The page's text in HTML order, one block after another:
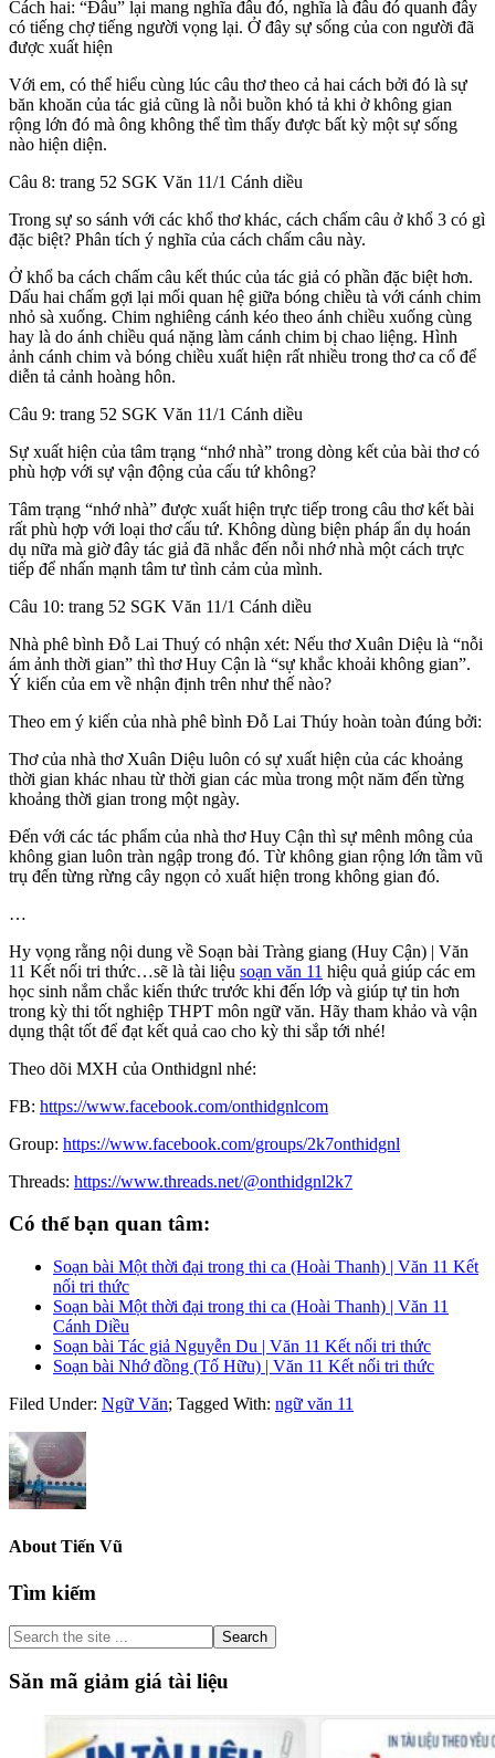
Cách hai: “Đâu” lại mang nghĩa đâu đó, nghĩa là đâu đó quanh đây
có tiếng chợ tiếng người vọng lại. Ở đây sự sống của con người đã
được xuất hiện
Với em, có thể hiểu cùng lúc câu thơ theo cả hai cách bởi đó là sự
băn khoăn của tác giả cũng là nỗi buồn khó tả khi ở không gian
rộng lớn đó mà ông không thể tìm thấy được bất kỳ một sự sống
nào hiện diện.
Câu 8: trang 52 SGK Văn 11/1 Cánh diều
Trong sự so sánh với các khổ thơ khác, cách chấm câu ở khổ 3 có gì
đặc biệt? Phân tích ý nghĩa của cách chấm câu này.
Ở khổ ba cách chấm câu kết thúc của tác giả có phần đặc biệt hơn.
Dấu hai chấm gợi lại mối quan hệ giữa bóng chiều tà với cánh chim
nhỏ sà xuống. Chim nghiêng cánh kéo theo ánh chiều xuống cùng
hay là do ánh chiều quá nặng làm cánh chim bị chao liệng. Hình
ảnh cánh chim và bóng chiều xuất hiện rất nhiều trong thơ ca cổ để
diễn tả cảnh hoàng hôn.
Câu 9: trang 52 SGK Văn 11/1 Cánh diều
Sự xuất hiện của tâm trạng “nhớ nhà” trong dòng kết của bài thơ có
phù hợp với sự vận động của cấu tứ không?
Tâm trạng “nhớ nhà” được xuất hiện trực tiếp trong câu thơ kết bài
rất phù hợp với loại thơ cấu tứ. Không dùng biện pháp ẩn dụ hoán
dụ nữa mà giờ đây tác giả đã nhắc đến nỗi nhớ nhà một cách trực
tiếp để nhấn mạnh tâm tư tình cảm của mình.
Câu 10: trang 52 SGK Văn 11/1 Cánh diều
Nhà phê bình Đỗ Lai Thuý có nhận xét: Nếu thơ Xuân Diệu là “nỗi
ám ảnh thời gian” thì thơ Huy Cận là “sự khắc khoải không gian”.
Ý kiến của em về nhận định trên như thế nào?
Theo em ý kiến của nhà phê bình Đỗ Lai Thúy hoàn toàn đúng bởi:
Thơ của nhà thơ Xuân Diệu luôn có sự xuất hiện của các khoảng
thời gian khác nhau từ thời gian các mùa trong một năm đến từng
khoảng thời gian trong một ngày.
Đến với các tác phẩm của nhà thơ Huy Cận thì sự mênh mông của
không gian luôn tràn ngập trong đó. Từ không gian rộng lớn tầm vũ
trụ đến từng rừng cây ngọn cỏ xuất hiện trong không gian đó.
…
Hy vọng rằng nội dung về Soạn bài Tràng giang (Huy Cận) | Văn
11 Kết nối tri thức…sẽ là tài liệu soạn văn 11 hiệu quả giúp các em
học sinh nắm chắc kiến thức trước khi đến lớp và giúp tự tin hơn
trong kỳ thi tốt nghiệp THPT môn ngữ văn. Hãy tham khảo và vận
dụng thật tốt để đạt kết quả cao cho kỳ thi sắp tới nhé!
Theo dõi MXH của Onthidgnl nhé:
FB: https://www.facebook.com/onthidgnlcom
Group: https://www.facebook.com/groups/2k7onthidgnl
Threads: https://www.threads.net/@onthidgnl2k7
Có thể bạn quan tâm:
Soạn bài Một thời đại trong thi ca (Hoài Thanh) | Văn 11 Kết
nối tri thức
Soạn bài Một thời đại trong thi ca (Hoài Thanh) | Văn 11
Cánh Diều
Soạn bài Tác giả Nguyễn Du | Văn 11 Kết nối tri thức
Soạn bài Nhớ đồng (Tố Hữu) | Văn 11 Kết nối tri thức
Filed Under: Ngữ Văn; Tagged With: ngữ văn 11
About Tiến Vũ
Primary
Sidebar
Tìm kiếm
Search
the
site
...
Săn mã giảm giá tài liệu